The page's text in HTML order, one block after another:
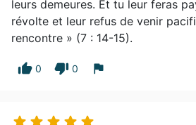
leurs demeures. Et tu leur feras
révolte et leur refus de venir
rencontre » (7 : 14-15).
thumb_up 0 thumb_down 0 flag